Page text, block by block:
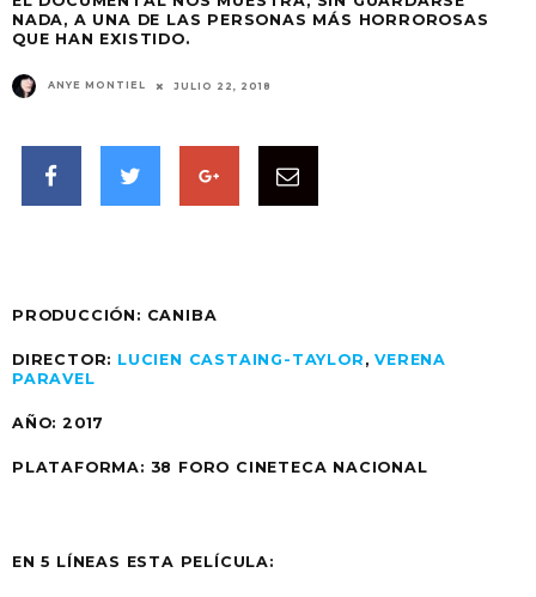
NADA, A UNA DE LAS PERSONAS MÁS HORROROSAS
QUE HAN EXISTIDO.
ANYE MONTIEL JULIO 22, 2018
PRODUCCIÓN: CANIBA
DIRECTOR: LUCIEN CASTAING-TAYLOR ,VERENA
PARAVEL
AÑO: 2017
PLATAFORMA: 38 FORO CINETECA NACIONAL
EN 5 LÍNEAS ESTA PELÍCULA: